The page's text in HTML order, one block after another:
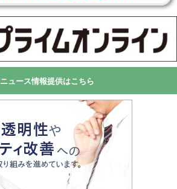
ニュース情報提供はこちら